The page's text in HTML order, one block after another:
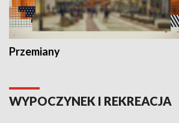
Przemiany
WYPOCZYNEK I REKREACJA